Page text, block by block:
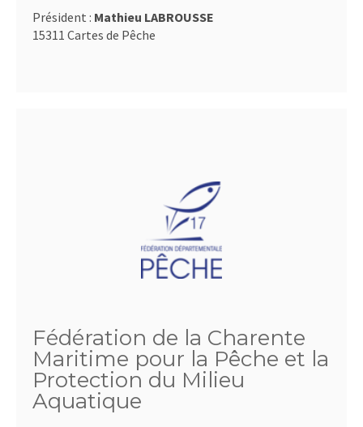
Président : Mathieu LABROUSSE
15311 Cartes de Pêche
Fédération de la Charente
Maritime pour la Pêche et la
Protection du Milieu
Aquatique